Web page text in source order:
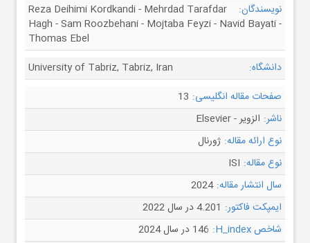
نویسندگان:
Reza Deihimi Kordkandi - Mehrdad Tarafdar
Hagh - Sam Roozbehani - Mojtaba Feyzi - Navid Bayati -
Thomas Ebel
دانشگاه:
University of Tabriz, Tabriz, Iran
صفحات مقاله انگلیسی: 13
ناشر: الزویر - Elsevier
نوع ارائه مقاله: ژورنال
نوع مقاله: ISI
سال انتشار مقاله: 2024
ایمپکت فاکتور: 4.201 در سال 2022
شاخص H_index:
146 در سال 2024